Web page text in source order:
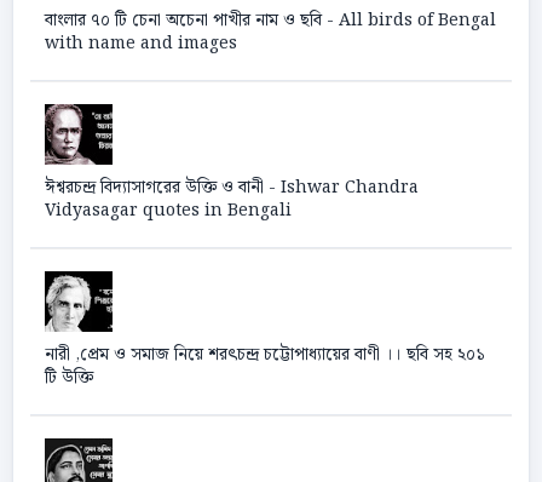
বাংলার ৭০ টি চেনা অচেনা পাখীর নাম ও ছবি - All birds of Bengal
with name and images
ঈশ্বরচন্দ্র বিদ্যাসাগরের উক্তি ও বানী - Ishwar Chandra
Vidyasagar quotes in Bengali
নারী ,প্রেম ও সমাজ নিয়ে শরৎচন্দ্র চট্টোপাধ্যায়ের বাণী ।। ছবি সহ ২০১
টি উক্তি